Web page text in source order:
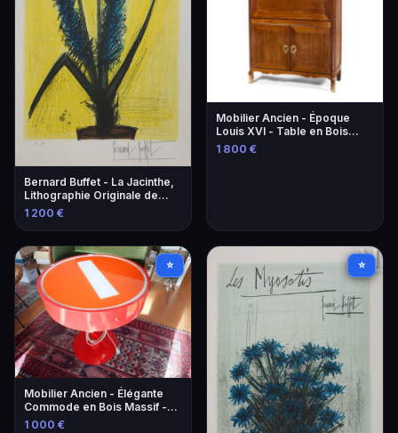
Bernard Buffet - La Jacinthe,
Lithographie Originale de
1966
1 200 €
Mobilier Ancien - Époque
Louis XVI - Table en Bois
Sculpté
1 800 €
⭐
Mobilier Ancien - Élégante
Commode en Bois Massif -
Style Louis XV
1 000 €
⭐